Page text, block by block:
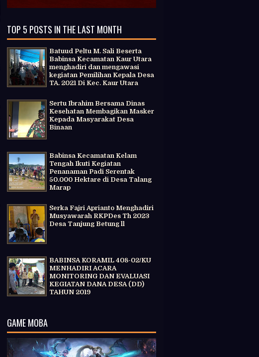
TOP 5 POSTS IN THE LAST MONTH
Batuud Peltu M. Sali Beserta
Babinsa Kecamatan Kaur Utara
menghadiri dan mengawasi
kegiatan Pemilihan Kepala Desa
TA. 2021 Di Kec. Kaur Utara
Sertu Ibrahim Bersama Dinas
Kesehatan Membagikan Masker
Kepada Masyarakat Desa
Binaan
Babinsa Kecamatan Kelam
Tengah Ikuti Kegiatan
Penanaman Padi Serentak
50.000 Hektare di Desa Talang
Marap
Serka Fajri Aprianto Menghadiri
Musyawarah RKPDes Th 2023
Desa Tanjung Betung ll
BABINSA KORAMIL 408-02/KU
MENHADIRI ACARA
MONITORING DAN EVALUASI
KEGIATAN DANA DESA (DD)
TAHUN 2019
GAME MOBA